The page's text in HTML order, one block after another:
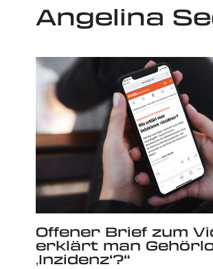
Angelina
Offener Brief zum
erklärt man
‚Inzidenz‘?“